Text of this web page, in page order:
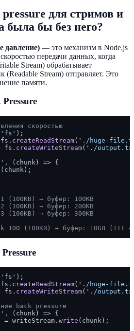
для стримов и
была бы без него?
давление) — это механизм в Node.js
передачи данных, когда
Stream) обрабатывает
(Readable Stream) отправляет. Это
памяти.
скоростью
'fs'
fs. createReadStream( './huge-
fs. createWriteStream( './
, ( chunk ) => {
(chunk);
(100KB) → буфер: 100KB
(100KB) → буфер: 200KB
(100KB) → буфер: 300KB
100 (100KB) → буфер: 10GB (!!! —
'fs'
fs. createReadStream( './huge-
fs. createWriteStream( './
back pressure
, ( chunk ) => {
= writeStream. write (chunk);